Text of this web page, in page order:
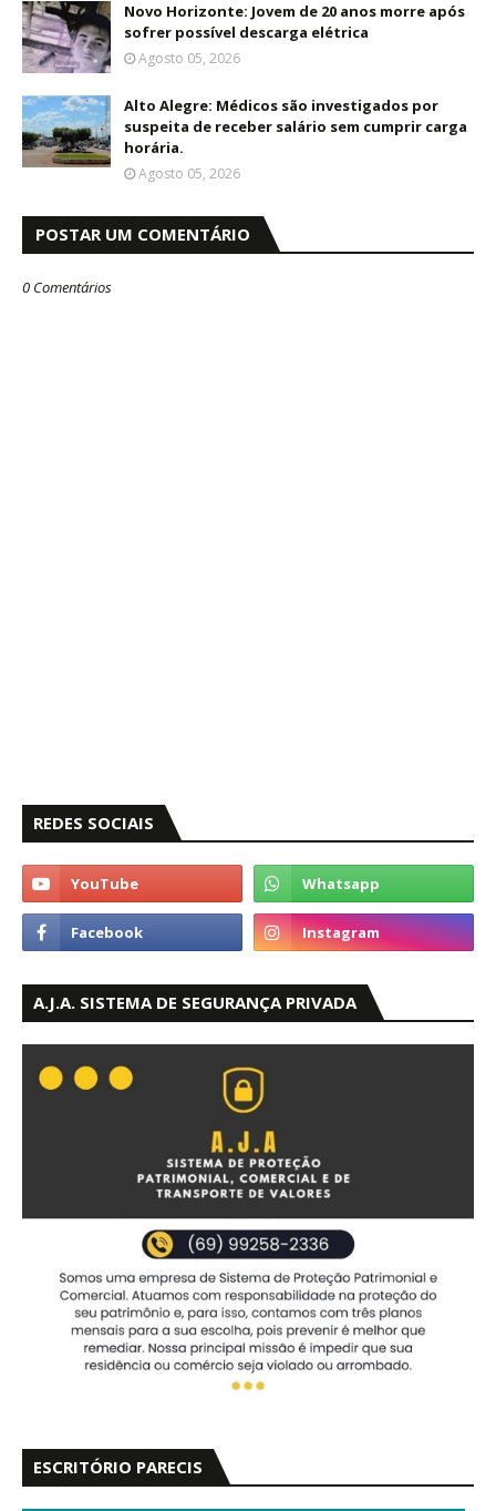
Novo Horizonte: Jovem de 20 anos morre após
sofrer possível descarga elétrica
Agosto 05, 2026
Alto Alegre: Médicos são investigados por
suspeita de receber salário sem cumprir carga
horária.
Agosto 05, 2026
POSTAR UM COMENTÁRIO
0 Comentários
REDES SOCIAIS
A.J.A. SISTEMA DE SEGURANÇA PRIVADA
ESCRITÓRIO PARECIS